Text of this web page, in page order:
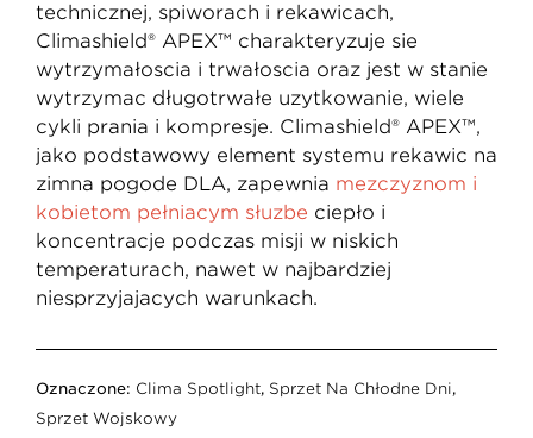
technicznej, śpiworach i rękawicach,
Climashield® APEX™ charakteryzuje się
wytrzymałością i trwałością oraz jest w stanie
wytrzymać długotrwałe użytkowanie, wiele
cykli prania i kompresję. Climashield® APEX™,
jako podstawowy element systemu rękawic na
zimną pogodę DLA, zapewnia mężczyznom i
kobietom pełniącym służbę ciepło i
koncentrację podczas misji w niskich
temperaturach, nawet w najbardziej
niesprzyjających warunkach.
Oznaczone: Clima Spotlight, Sprzęt Na Chłodne Dni,
Sprzęt Wojskowy